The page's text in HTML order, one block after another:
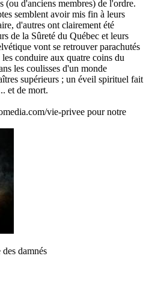
(ou d'anciens membres) de l'ordre.
semblent avoir mis fin à leurs
d'autres ont clairement été
de la Sûreté du Québec et leurs
vont se retrouver parachutés
conduire aux quatre coins du
les coulisses d'un monde
supérieurs ; un éveil spirituel fait
et de mort.
vie-privee pour notre
damnés